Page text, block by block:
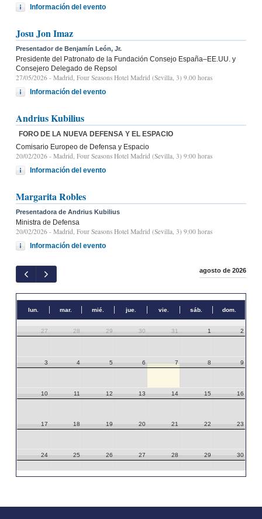
Información del evento
Josu Jon Imaz
Presentador de Benjamín León, Jr.
Presidente del Patronato de la Fundación Consejo España–EE.UU. y
Consejero Delegado de Repsol
27/05/2026 - Madrid, Four Seasons Hotel Madrid (Sevilla, 3) 9.00 horas
Información del evento
Andrius Kubilius
FORO DE LA NUEVA DEFENSA Y EL ESPACIO
Comisario Europeo de Defensa y Espacio
20/02/2026 - Madrid, Four Seasons Hotel Madrid (Sevilla, 3) 9:00 horas
Información del evento
Margarita Robles
Presentadora de Andrius Kubilius
Ministra de Defensa
20/02/2026 - Madrid, Four Seasons Hotel Madrid (Sevilla, 3) 9:00 horas
Información del evento
agosto de 2026
lun. mar. mié. jue. vie. sáb. dom.
27 28 29 30 31 1 2
3 4 5 6 7 8 9
10 11 12 13 14 15 16
17 18 19 20 21 22 23
24 25 26 27 28 29 30